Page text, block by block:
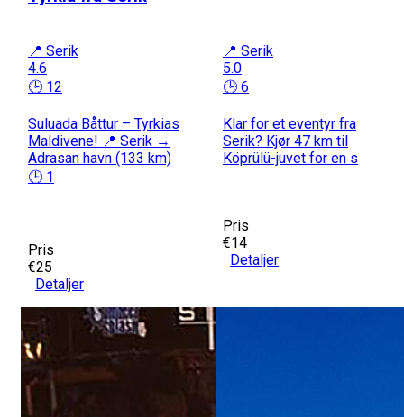
📍 Serik
4.6
🕒 12
Suluada Båttur – Tyrkias
Maldivene! 📍 Serik →
Adrasan havn (133 km)
🕒 1
Pris
€25
Detaljer
📍 Serik
5.0
🕒 6
Klar for et eventyr fra
Serik? Kjør 47 km til
Köprülü-juvet for en s
Pris
€14
Detaljer